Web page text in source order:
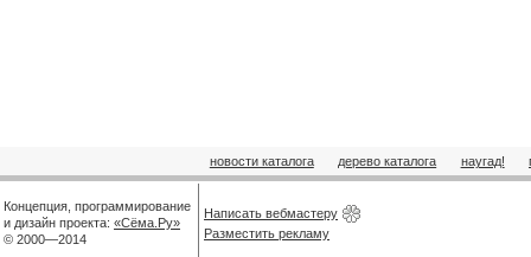
новости каталога дерево каталога наугад!
Концепция, программирование
и дизайн проекта: «Сёма.Ру»
© 2000—2014
Написать вебмастеру
Разместить рекламу